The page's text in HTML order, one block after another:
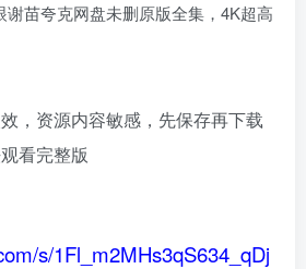
苗夸克网盘未删原版全集，4K超高
，资源内容敏感，先保存再下载
看完整版
s/1Fl_m2MHs3qS634_qDj